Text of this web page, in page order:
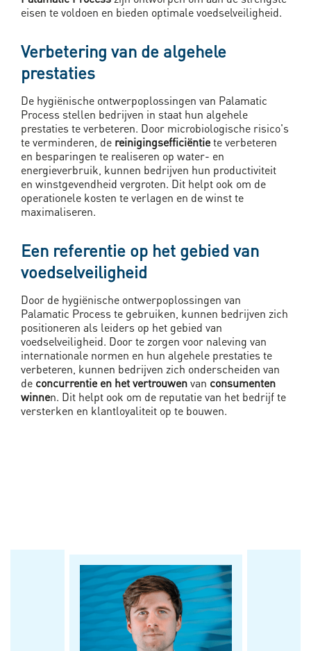
eisen te voldoen en bieden optimale voedselveiligheid.
Verbetering van de algehele
prestaties
De hygiënische ontwerpoplossingen van Palamatic
Process stellen bedrijven in staat hun algehele
prestaties te verbeteren. Door microbiologische risico's
te verminderen, de reinigingsefficiëntiete verbeteren
en besparingen te realiseren op water- en
energieverbruik, kunnen bedrijven hun productiviteit
en winstgevendheid vergroten. Dit helpt ook om de
operationele kosten te verlagen en de winst te
maximaliseren.
Een referentie op het gebied van
voedselveiligheid
Door de hygiënische ontwerpoplossingen van
Palamatic Process te gebruiken, kunnen bedrijven zich
positioneren als leiders op het gebied van
voedselveiligheid. Door te zorgen voor naleving van
internationale normen en hun algehele prestaties te
verbeteren, kunnen bedrijven zich onderscheiden van
de concurrentie en het vertrouwenvan consumenten
winnen. Dit helpt ook om de reputatie van het bedrijf te
versterken en klantloyaliteit op te bouwen.